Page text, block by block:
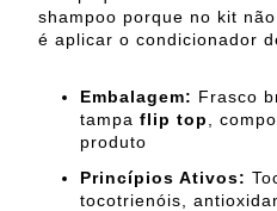
shampoo porque no kit
é aplicar o condicionador
Embalagem: Frasco
tampa flip top,
produto
Princípios Ativos:
tocotrienóis,